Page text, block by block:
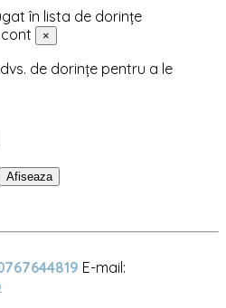
în lista de dorințe
×
de dorințe pentru a le
Afiseaza
E-mail: